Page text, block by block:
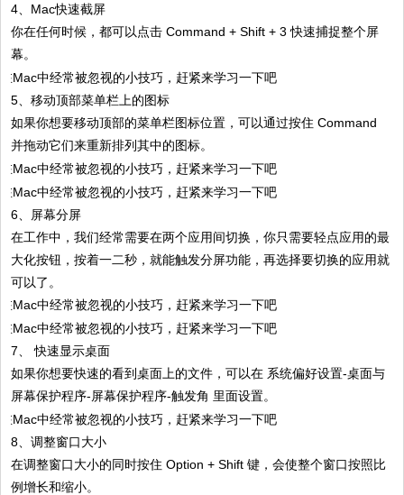
4、Mac快速截屏
你在任何时候，都可以点击 Command + Shift + 3 快速捕捉整个屏
幕。
5、移动顶部菜单栏上的图标
如果你想要移动顶部的菜单栏图标位置，可以通过按住 Command
并拖动它们来重新排列其中的图标。
6、屏幕分屏
在工作中，我们经常需要在两个应用间切换，你只需要轻点应用的最
大化按钮，按着一二秒，就能触发分屏功能，再选择要切换的应用就
可以了。
7、 快速显示桌面
如果你想要快速的看到桌面上的文件，可以在 系统偏好设置-桌面与
屏幕保护程序-屏幕保护程序-触发角 里面设置。
8、调整窗口大小
在调整窗口大小的同时按住 Option + Shift 键，会使整个窗口按照比
例增长和缩小。